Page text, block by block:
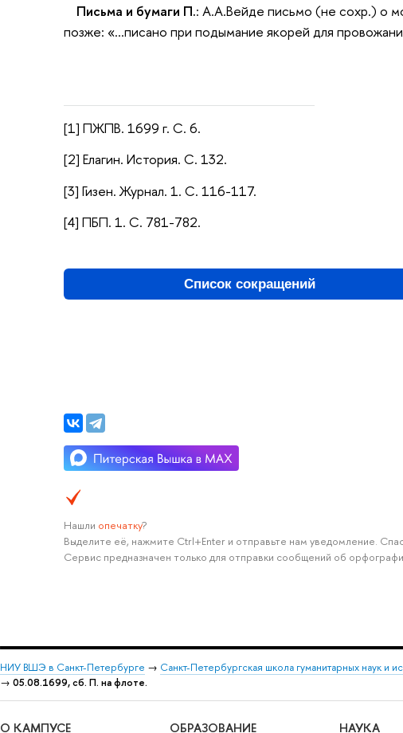
Письма и бумаги П.: А.А.Вейде письмо (не сохр.) о
позже: «…писано при подымание якорей для
[1] ПЖПВ. 1699 г. С. 6.
[2] Елагин. История. С. 132.
[3] Гизен. Журнал. 1. С. 116-117.
[4] ПБП. 1. С. 781-782.
Список сокращений
Нашли опечатку?
Выделите её, нажмите Ctrl+Enter и отправьте нам уведомление.
Сервис предназначен только для отправки сообщений об
НИУ ВШЭ в Санкт-Петербурге → Санкт-Петербургская школа гуманитарных наук и
→ 05.08.1699, сб. П. на флоте.
О КАМПУСЕ ОБРАЗОВАНИЕ НАУКА